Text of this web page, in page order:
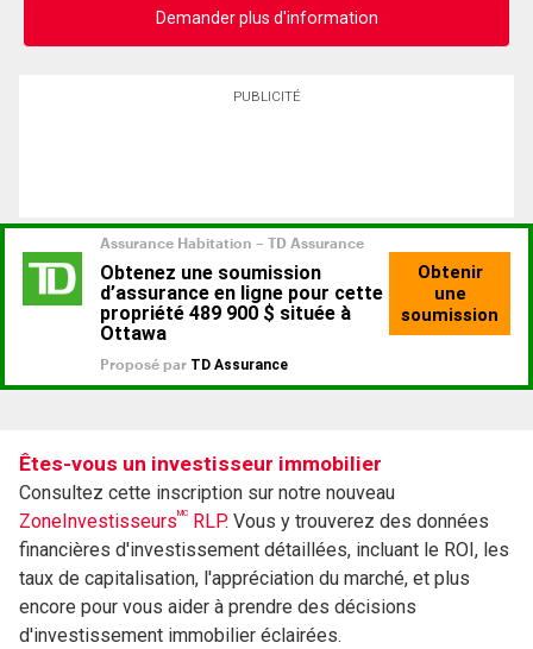
Demander plus d'information
PUBLICITÉ
Êtes-vous un investisseur immobilier
Consultez cette inscription sur notre nouveau
ZoneInvestisseursMC RLP. Vous y trouverez des données
financières d'investissement détaillées, incluant le ROI, les
taux de capitalisation, l'appréciation du marché, et plus
encore pour vous aider à prendre des décisions
d'investissement immobilier éclairées.